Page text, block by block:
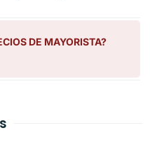
DE MAYORISTA?